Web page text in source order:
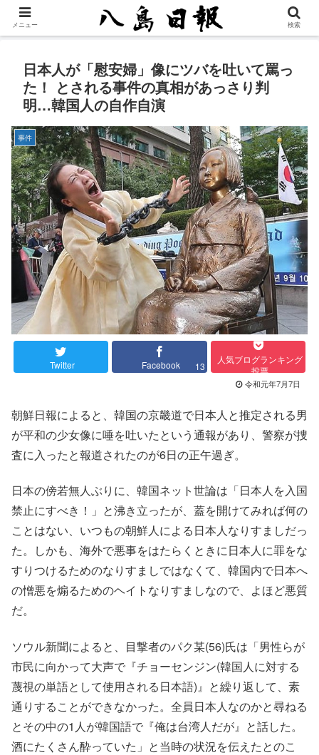
日本人が「慰安婦」像にツバを吐いて罵っ
た！ とされる事件の真相があっさり判
明…韓国人の自作自演
事件
Twitter Facebook 13
人気ブログランキング
投票
令和元年7月7日
朝鮮日報によると、韓国の京畿道で日本人と推定される男
が平和の少女像に唾を吐いたという通報があり、警察が捜
査に入ったと報道されたのが6日の正午過ぎ。
日本の傍若無人ぶりに、韓国ネット世論は「日本人を入国
禁止にすべき！」と沸き立ったが、蓋を開けてみれば何の
ことはない、いつもの朝鮮人による日本人なりすましだっ
た。しかも、海外で悪事をはたらくときに日本人に罪をな
すりつけるためのなりすましではなくて、韓国内で日本へ
の憎悪を煽るためのヘイトなりすましなので、よほど悪質
だ。
ソウル新聞によると、目撃者のパク某(56)氏は「男性らが
市民に向かって大声で『チョーセンジン(韓国人に対する
蔑視の単語として使用される日本語)』と繰り返して、素
通りすることができなかった。全員日本人なのかと尋ねる
とその中の1人が韓国語で『俺は台湾人だが』と話した。
酒にたくさん酔っていた」と当時の状況を伝えたとのこ
メニュー 検索